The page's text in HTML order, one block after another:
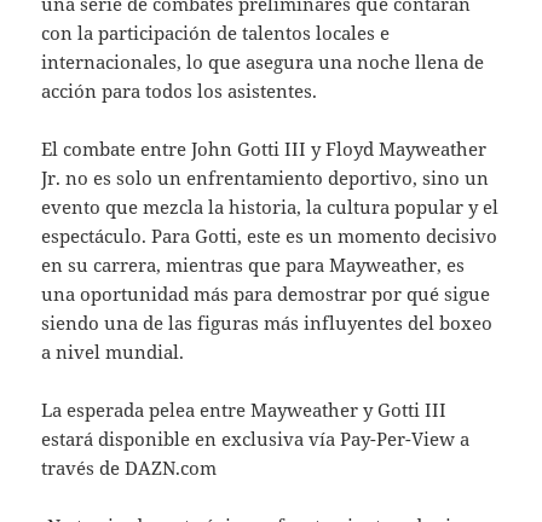
con la participación de talentos locales e
internacionales, lo que asegura una noche llena de
acción para todos los asistentes.
El combate entre John Gotti III y Floyd Mayweather
Jr. no es solo un enfrentamiento deportivo, sino un
evento que mezcla la historia, la cultura popular y el
espectáculo. Para Gotti, este es un momento decisivo
en su carrera, mientras que para Mayweather, es
una oportunidad más para demostrar por qué sigue
siendo una de las figuras más influyentes del boxeo
a nivel mundial.
La esperada pelea entre Mayweather y Gotti III
estará disponible en exclusiva vía Pay-Per-View a
través de DAZN.com